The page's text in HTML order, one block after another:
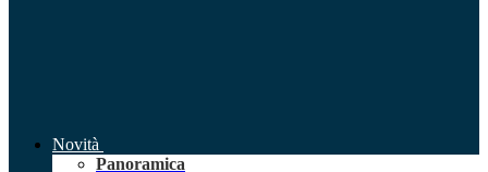
Novità
Panoramica